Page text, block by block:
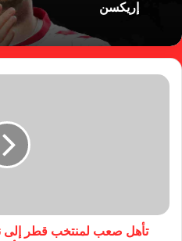
إريكسن
تأهل صعب لمنتخب قطر إلى